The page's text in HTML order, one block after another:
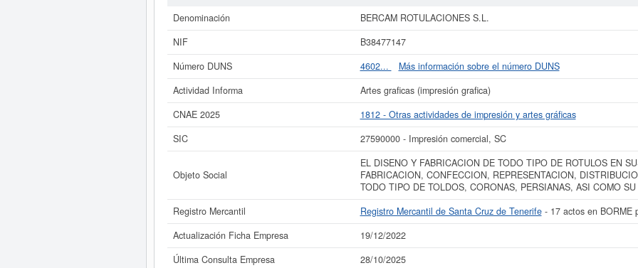
el 28/10/2025. Puede consultar las posibles subvenciones para esta empresa y otras similares en esta misma
Si está interesado en conocer más datos de la empresa BERCAM ROTULACIONES S.L. puede
BERCAM ROTULACIONES S.L. y consultar los resultados de sus años de actividad, así como los balances y
La última actualización del informe de empresa se ha realizado el 19/12/2022.
Denominación
BERCAM ROTULACIONES S.L.
NIF
B38477147
Número DUNS
4602...
Más información sobre el número DUNS
Actividad Informa
Artes graficas (impresión grafica)
CNAE 2025
1812 - Otras actividades de impresión y artes gráficas
SIC
27590000 - Impresión comercial, SC
Objeto Social
EL DISENO Y FABRICACION DE TODO TIPO DE ROTULOS EN
FABRICACION, CONFECCION, REPRESENTACION,
TODO TIPO DE TOLDOS, CORONAS, PERSIANAS, ASI COMO SU
Registro Mercantil
Registro Mercantil de Santa Cruz de Tenerife- 17 actos en BORME
Actualización Ficha Empresa
19/12/2022
Última Consulta Empresa
28/10/2025